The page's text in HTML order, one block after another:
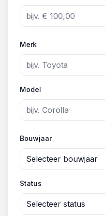
Merk
Model
Bouwjaar
Selecteer bouwjaar
Status
Selecteer status